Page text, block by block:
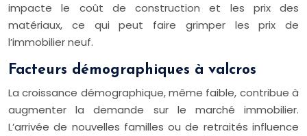
impacte le coût de construction et les prix des
matériaux, ce qui peut faire grimper les prix de
l’immobilier neuf.
Facteurs démographiques à valcros
La croissance démographique, même faible, contribue à
augmenter la demande sur le marché immobilier.
L’arrivée de nouvelles familles ou de retraités influence